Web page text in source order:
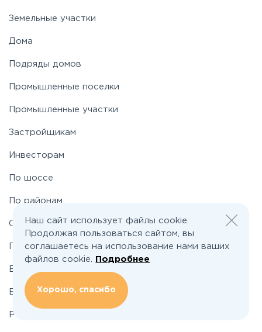
Носовихинское
Рогачёвское
Фряновское
Земельные участки
Дома
Подряды домов
Промышленные поселки
Промышленные участки
Застройщикам
Инвесторам
По шоссе
По районам
О проекте
Подбор земельного участка
Вакансии
Блог
Реклама и сотрудничество
Наш сайт использует файлы cookie.
Продолжая пользоваться сайтом, вы
соглашаетесь на использование нами ваших
файлов cookie.
Подробнее
Хорошо, спасибо